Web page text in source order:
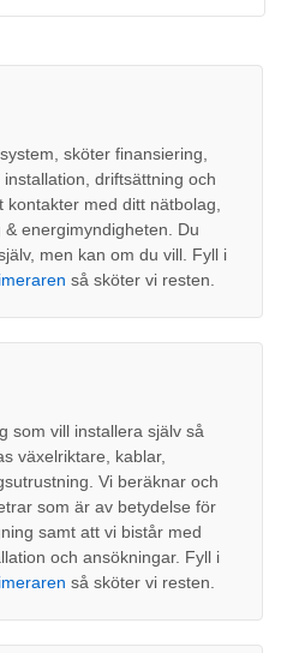
sköter finansiering,
driftsättning och
med ditt nätbolag,
energimyndigheten. Du
men kan om du vill. Fyll i
så sköter vi resten.
som vill installera själv så
växelriktare, kablar,
Vi beräknar och
som är av betydelse för
samt att vi bistår med
och ansökningar. Fyll i
så sköter vi resten.